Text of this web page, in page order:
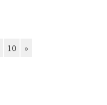
10 »